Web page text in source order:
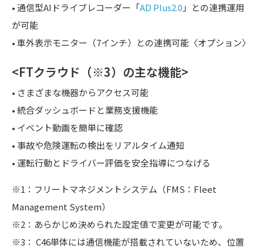
• 通信型AIドライブレコーダー「AD Plus2.0 」との連携運用
が可能
• 車外表示モニター（7インチ）との連携可能〈オプション〉
<FTクラウド（※3）の主な機能>
• さまざまな機器からアクセス可能
• 統合ダッシュボードと業務支援機能
• イベント動画を簡単に確認
• 事故や危険運転の検出をリアルタイム通知
• 運転行動とドライバー評価を安全指導につなげる
※1：フリートマネジメントシステム（FMS：Fleet
Management System）
※2：あらかじめ決められた設定値で変更が可能です。
※3： C46単体には通信機能が搭載されていないため、位置